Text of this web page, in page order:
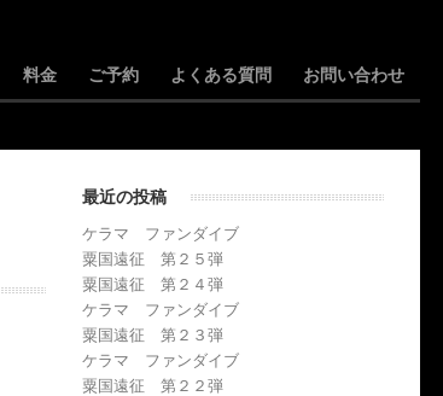
料金 ご予約 よくある質問 お問い合わせ
最近の投稿
ケラマ ファンダイブ
粟国遠征 第２５弾
粟国遠征 第２４弾
ケラマ ファンダイブ
粟国遠征 第２３弾
ケラマ ファンダイブ
粟国遠征 第２２弾